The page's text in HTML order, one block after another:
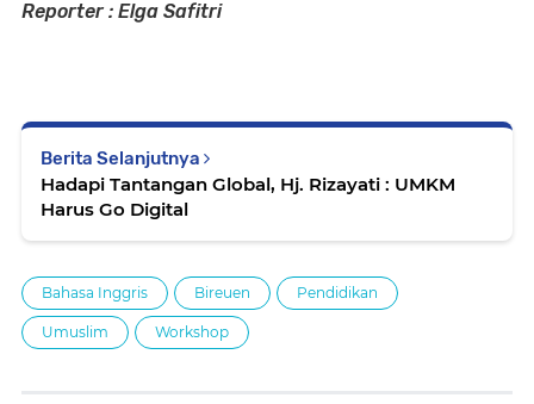
Reporter : Elga Safitri
Berita Selanjutnya
Hadapi Tantangan Global, Hj. Rizayati : UMKM
Harus Go Digital
Bahasa Inggris Bireuen Pendidikan
Umuslim Workshop